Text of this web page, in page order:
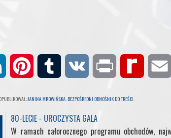
n
m
JANINA MROWIŃSKA.BEZPOŚREDNI ODNOŚNIK DO TREŚCI.
80-LECIE - UROCZYSTA GALA
W ramach całorocznego programu obchodów,